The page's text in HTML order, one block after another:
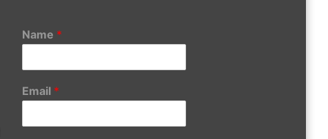
Name *
Email *